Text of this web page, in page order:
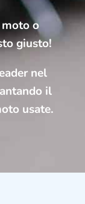
moto o
giusto!
nel
il
usate.